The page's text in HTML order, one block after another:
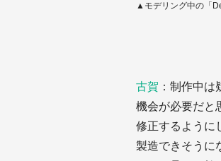
▲モデリング中の「
古賀 ：制作中
機会が必要だと
修正するように
製造できそうに